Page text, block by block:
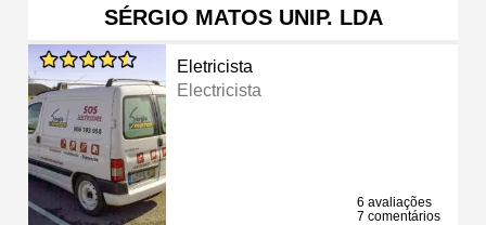
SÉRGIO MATOS UNIP. LDA
Eletricista
Electricista
6 avaliações
7 comentários